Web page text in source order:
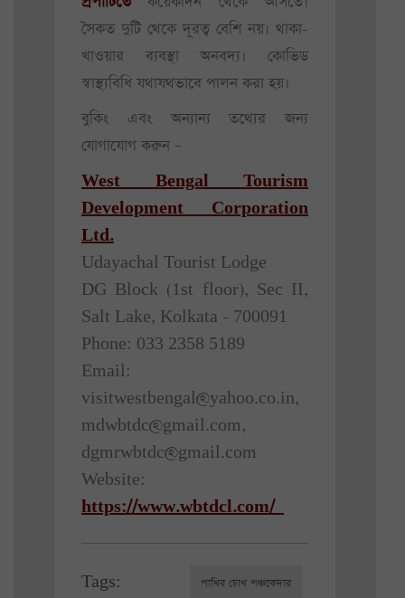
সৈকত দুটি থেকে দূরত্ব বেশি নয়। থাকা-
খাওয়ার ব্যবস্থা অনবদ্য। কোভিড
স্বাস্থ্যবিধি যথাযথভাবে পালন করা হয়।
বুকিং এবং অন্যান্য তথ্যের জন্য
যোগাযোগ করুন –
West Bengal Tourism
Development Corporation
Ltd.
Udayachal Tourist Lodge
DG Block (1st floor), Sec II,
Salt Lake, Kolkata - 700091
Phone: 033 2358 5189
Email:
visitwestbengal@yahoo.co.in,
mdwbtdc@gmail.com,
dgmrwbtdc@gmail.com
Website:
https://www.wbtdcl.com/
Tags: পাখির চোখ পঞ্চকেদার